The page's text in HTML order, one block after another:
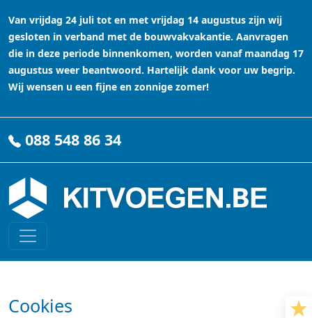
Van vrijdag 24 juli tot en met vrijdag 14 augustus zijn wij
gesloten in verband met de bouwvakvakantie. Aanvragen
die in deze periode binnenkomen, worden vanaf maandag 17
augustus weer beantwoord. Hartelijk dank voor uw begrip.
Wij wensen u een fijne en zonnige zomer!
088 548 86 34
Cookies